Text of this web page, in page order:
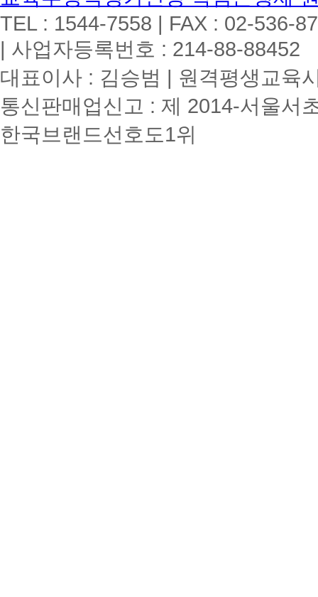
TEL : 1544-7558 | FAX : 02-536-
| 사업자등록번호 : 214-88-88452
대표이사 : 김승범 | 원격평생교육
통신판매업신고 : 제 2014-서울서
한국브랜드선호도1위